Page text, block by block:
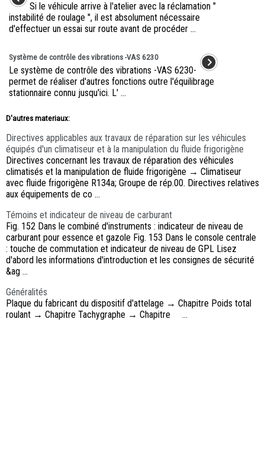
Si le véhicule arrive à l'atelier avec la réclamation "
instabilité de roulage ", il est absolument nécessaire
d'effectuer un essai sur route avant de procéder ...
Système de contrôle des vibrations -VAS 6230
Le système de contrôle des vibrations -VAS 6230-
permet de réaliser d'autres fonctions outre l'équilibrage
stationnaire connu jusqu'ici. L' ...
D'autres materiaux:
Directives applicables aux travaux de réparation sur les véhicules
équipés d'un climatiseur et à la manipulation du fluide frigorigène
Directives concernant les travaux de réparation des véhicules
climatisés et la manipulation de fluide frigorigène → Climatiseur
avec fluide frigorigène R134a; Groupe de rép.00. Directives relatives
aux équipements de co ...
Témoins et indicateur de niveau de carburant
Fig. 152 Dans le combiné d'instruments : indicateur de niveau de
carburant pour essence et gazole Fig. 153 Dans le console centrale
: touche de commutation et indicateur de niveau de GPL Lisez
d'abord les informations d'introduction et les consignes de sécurité
&ag ...
Généralités
Plaque du fabricant du dispositif d'attelage → Chapitre Poids total
roulant → Chapitre Tachygraphe → Chapitre ...